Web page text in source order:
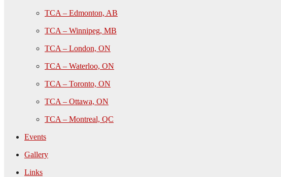
TCA – Edmonton, AB
TCA – Winnipeg, MB
TCA – London, ON
TCA – Waterloo, ON
TCA – Toronto, ON
TCA – Ottawa, ON
TCA – Montreal, QC
Events
Gallery
Links